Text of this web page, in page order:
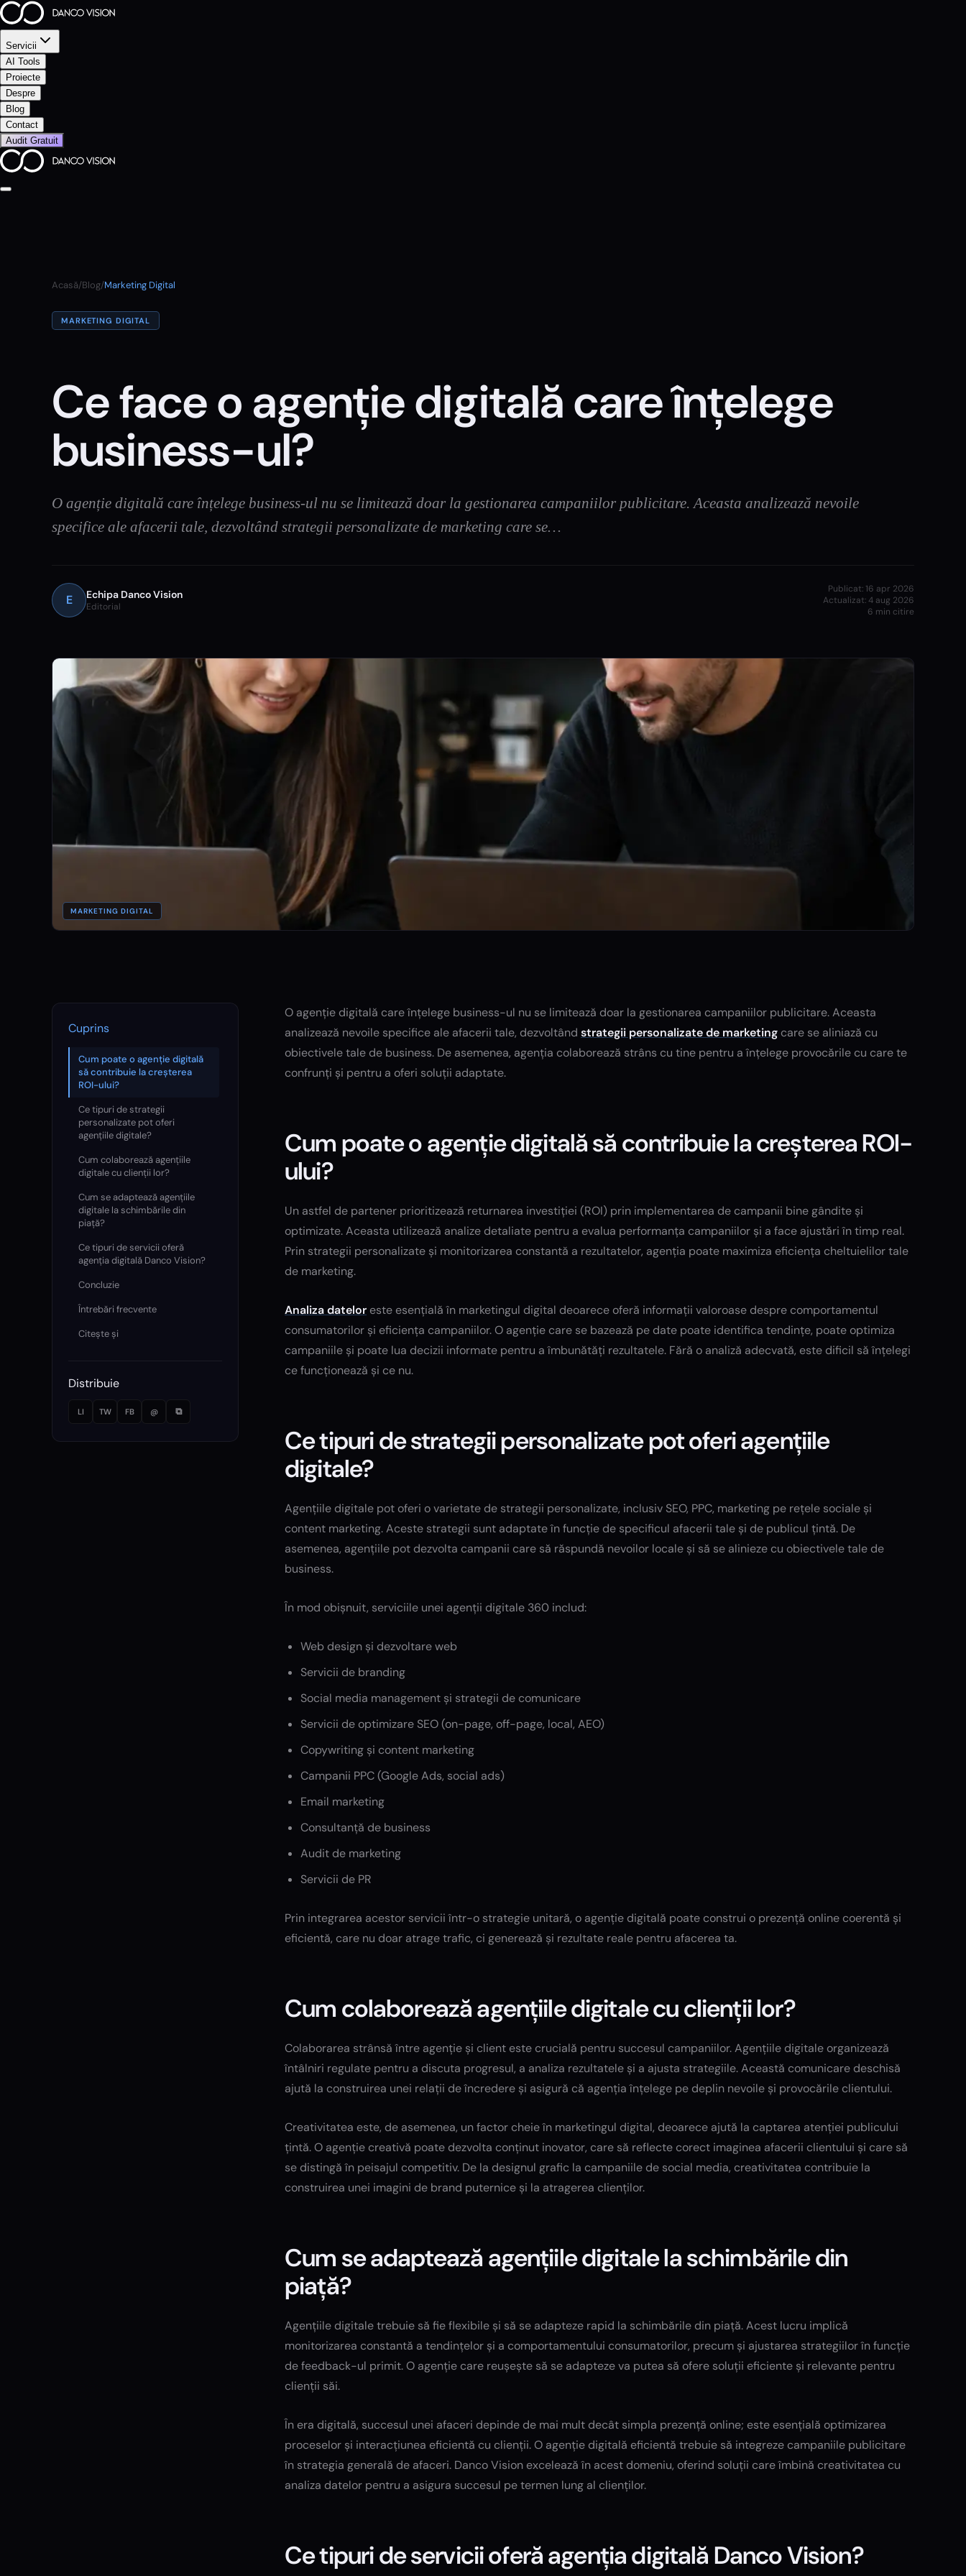
Servicii
AI Tools
Proiecte
Despre
Blog
Contact
Audit Gratuit
Acasă/Blog/Marketing Digital
MARKETING DIGITAL
Ce face o agenție digitală care înțelege
business-ul?
O agenție digitală care înțelege business-ul nu se limitează doar la gestionarea campaniilor publicitare. Aceasta analizează nevoile
specifice ale afacerii tale, dezvoltând strategii personalizate de marketing care se…
E Echipa Danco Vision
Editorial
Publicat:16 apr 2026
Actualizat:4 aug 2026
6 min citire
MARKETING DIGITAL
Cuprins
Cum poate o agenție digitală
să contribuie la creșterea
ROI-ului?
Ce tipuri de strategii
personalizate pot oferi
agențiile digitale?
Cum colaborează agențiile
digitale cu clienții lor?
Cum se adaptează agențiile
digitale la schimbările din
piață?
Ce tipuri de servicii oferă
agenția digitală Danco Vision?
Concluzie
Întrebări frecvente
Citește și
Distribuie
LI TW FB @ ⧉
O agenție digitală care înțelege business-ul nu se limitează doar la gestionarea campaniilor publicitare. Aceasta
analizează nevoile specifice ale afacerii tale, dezvoltând strategii personalizate de marketing care se aliniază cu
obiectivele tale de business. De asemenea, agenția colaborează strâns cu tine pentru a înțelege provocările cu care te
confrunți și pentru a oferi soluții adaptate.
Cum poate o agenție digitală să contribuie la creșterea ROI-
ului?
Un astfel de partener prioritizează returnarea investiției (ROI) prin implementarea de campanii bine gândite și
optimizate. Aceasta utilizează analize detaliate pentru a evalua performanța campaniilor și a face ajustări în timp real.
Prin strategii personalizate și monitorizarea constantă a rezultatelor, agenția poate maximiza eficiența cheltuielilor tale
de marketing.
Analiza datelor este esențială în marketingul digital deoarece oferă informații valoroase despre comportamentul
consumatorilor și eficiența campaniilor. O agenție care se bazează pe date poate identifica tendințe, poate optimiza
campaniile și poate lua decizii informate pentru a îmbunătăți rezultatele. Fără o analiză adecvată, este dificil să înțelegi
ce funcționează și ce nu.
Ce tipuri de strategii personalizate pot oferi agențiile
digitale?
Agențiile digitale pot oferi o varietate de strategii personalizate, inclusiv SEO, PPC, marketing pe rețele sociale și
content marketing. Aceste strategii sunt adaptate în funcție de specificul afacerii tale și de publicul țintă. De
asemenea, agențiile pot dezvolta campanii care să răspundă nevoilor locale și să se alinieze cu obiectivele tale de
business.
În mod obișnuit, serviciile unei agenții digitale 360 includ:
Web design și dezvoltare web
Servicii de branding
Social media management și strategii de comunicare
Servicii de optimizare SEO (on-page, off-page, local, AEO)
Copywriting și content marketing
Campanii PPC (Google Ads, social ads)
Email marketing
Consultanță de business
Audit de marketing
Servicii de PR
Prin integrarea acestor servicii într-o strategie unitară, o agenție digitală poate construi o prezență online coerentă și
eficientă, care nu doar atrage trafic, ci generează și rezultate reale pentru afacerea ta.
Cum colaborează agențiile digitale cu clienții lor?
Colaborarea strânsă între agenție și client este crucială pentru succesul campaniilor. Agențiile digitale organizează
întâlniri regulate pentru a discuta progresul, a analiza rezultatele și a ajusta strategiile. Această comunicare deschisă
ajută la construirea unei relații de încredere și asigură că agenția înțelege pe deplin nevoile și provocările clientului.
Creativitatea este, de asemenea, un factor cheie în marketingul digital, deoarece ajută la captarea atenției publicului
țintă. O agenție creativă poate dezvolta conținut inovator, care să reflecte corect imaginea afacerii clientului și care să
se distingă în peisajul competitiv. De la designul grafic la campaniile de social media, creativitatea contribuie la
construirea unei imagini de brand puternice și la atragerea clienților.
Cum se adaptează agențiile digitale la schimbările din
piață?
Agențiile digitale trebuie să fie flexibile și să se adapteze rapid la schimbările din piață. Acest lucru implică
monitorizarea constantă a tendințelor și a comportamentului consumatorilor, precum și ajustarea strategiilor în funcție
de feedback-ul primit. O agenție care reușește să se adapteze va putea să ofere soluții eficiente și relevante pentru
clienții săi.
În era digitală, succesul unei afaceri depinde de mai mult decât simpla prezență online; este esențială optimizarea
proceselor și interacțiunea eficientă cu clienții. O agenție digitală eficientă trebuie să integreze campaniile publicitare
în strategia generală de afaceri. Danco Vision excelează în acest domeniu, oferind soluții care îmbină creativitatea cu
analiza datelor pentru a asigura succesul pe termen lung al clienților.
Ce tipuri de servicii oferă agenția digitală Danco Vision?